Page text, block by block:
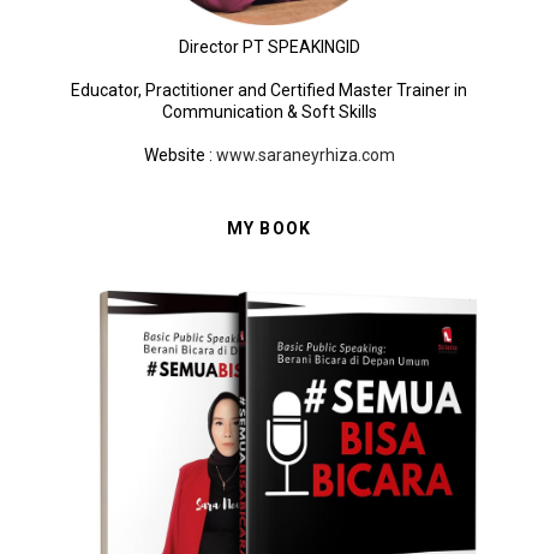
Director PT SPEAKINGID
Educator, Practitioner and Certified Master Trainer in
Communication & Soft Skills
Website : www.saraneyrhiza.com
MY BOOK